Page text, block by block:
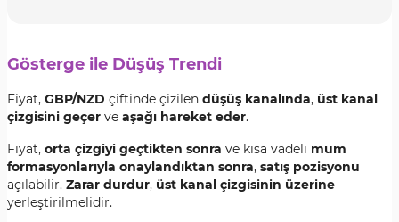
Gösterge ile Düşüş Trendi
Fiyat, GBP/NZD çiftinde çizilen düşüş kanalında, üst kanal
çizgisini geçer ve aşağı hareket eder.
Fiyat, orta çizgiyi geçtikten sonra ve kısa vadeli mum
formasyonlarıyla onaylandıktan sonra, satış pozisyonu
açılabilir. Zarar durdur, üst kanal çizgisinin üzerine
yerleştirilmelidir.